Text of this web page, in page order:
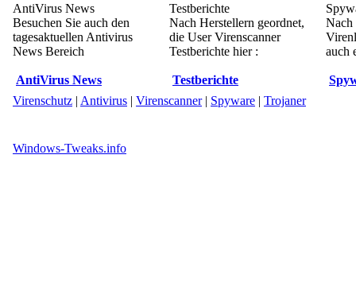
AntiVirus News
Besuchen Sie auch den
tagesaktuellen Antivirus
News Bereich
AntiVirus News
Testberichte
Nach Herstellern geordnet,
die User Virenscanner
Testberichte hier :
Testberichte
Nach
auch
Virenschutz | Antivirus | Virenscanner| Spyware | Trojaner
Windows-Tweaks.info